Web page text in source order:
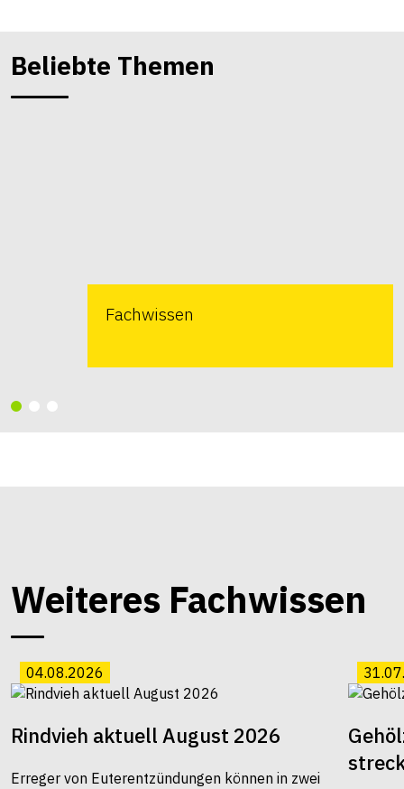
Beliebte Themen
Fachwissen
Weiteres Fachwissen
04.08.2026
Rindvieh aktuell August 2026
Erreger von Euterentzündungen können in zwei